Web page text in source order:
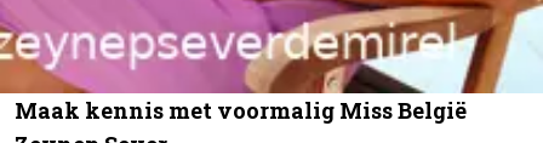
Maak kennis met voormalig Miss België